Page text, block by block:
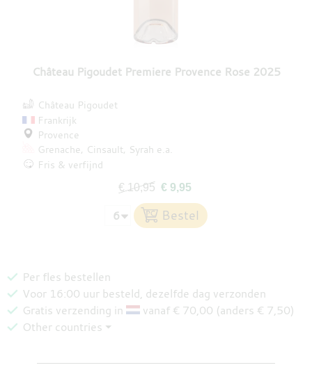
Château Pigoudet Premiere Provence Rose 2025
Château Pigoudet
Frankrijk
Provence
Grenache
Cinsault Syrah e.a.
Fris & verfijnd
€ 10,95 € 9,95
Per fles bestellen
Voor 16:00 uur besteld, dezelfde dag verzonden
Gratis verzending in
vanaf € 70,00 (anders € 7,50)
Other countries ⏷